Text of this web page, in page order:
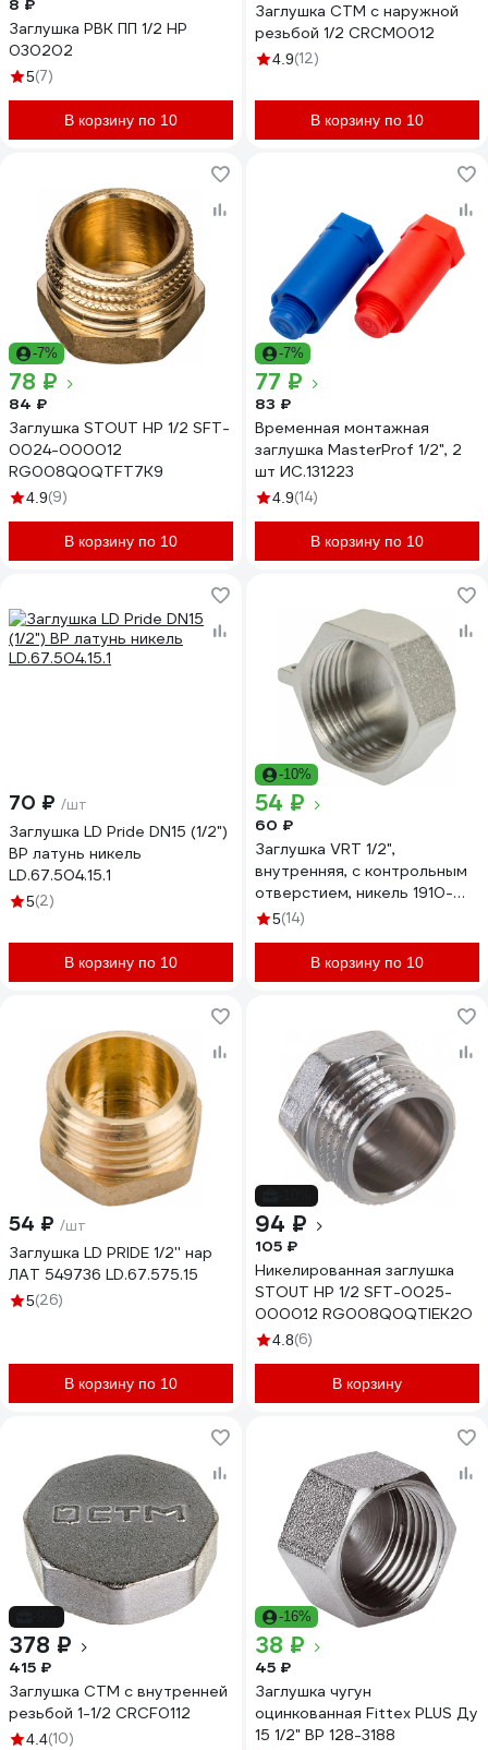
8 ₽
Заглушка РВК ПП 1/2 НР
030202
5(7)
В корзину по 10
Заглушка СТМ с наружной
резьбой 1/2 CRCM0012
4.9(12)
В корзину по 10
-7%
78 ₽
84 ₽
Заглушка STOUT НР 1/2 SFT-
0024-000012
RG008Q0QTFT7K9
4.9(9)
В корзину по 10
-7%
77 ₽
83 ₽
Временная монтажная
заглушка MasterProf 1/2", 2
шт ИС.131223
4.9(14)
В корзину по 10
70 ₽ /шт
Заглушка LD Pride DN15 (1/2")
ВР латунь никель
LD.67.504.15.1
5(2)
В корзину по 10
-10%
54 ₽
60 ₽
Заглушка VRT 1/2",
внутренняя, с контрольным
отверстием, никель 1910-
000015 503080
5(14)
В корзину по 10
54 ₽ /шт
Заглушка LD PRIDE 1/2'' нар
ЛАТ 549736 LD.67.575.15
5(26)
В корзину по 10
94 ₽
105 ₽
Никелированная заглушка
STOUT НР 1/2 SFT-0025-
000012 RG008Q0QTIEK2O
4.8(6)
В корзину
378 ₽
415 ₽
Заглушка СТМ с внутренней
резьбой 1-1/2 CRCF0112
4.4(10)
-16%
38 ₽
45 ₽
Заглушка чугун
оцинкованная Fittex PLUS Ду
15 1/2" ВР 128-3188